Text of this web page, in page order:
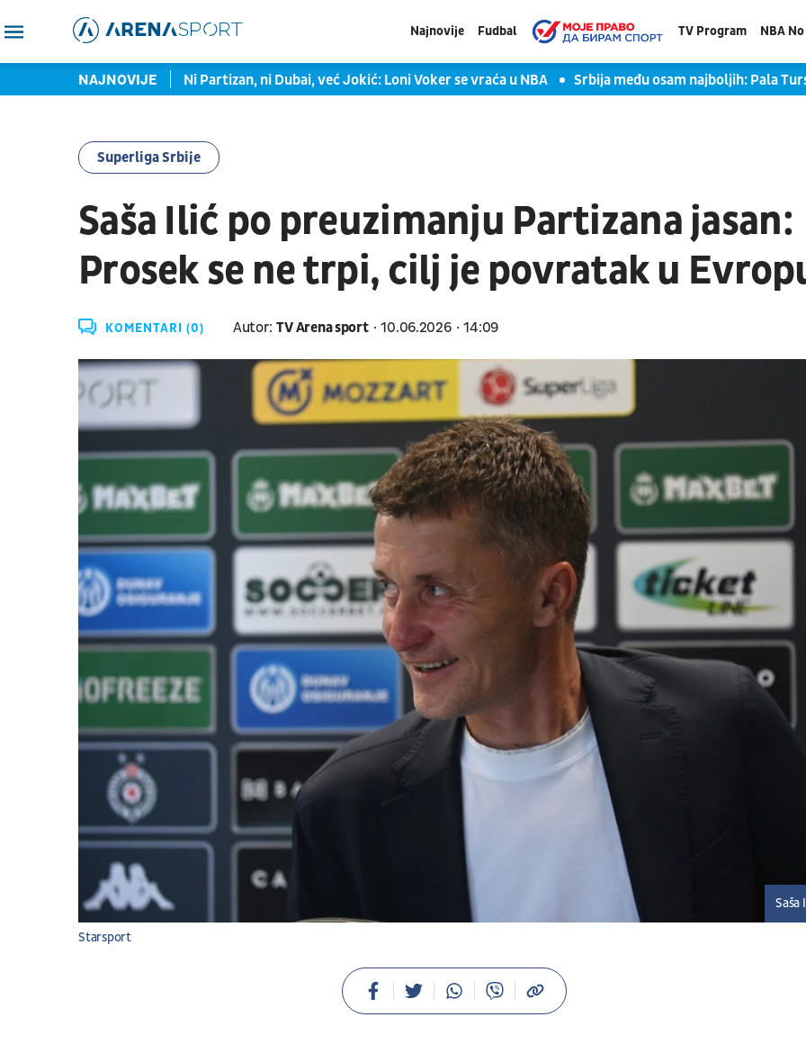
Najnovije Fudbal TV Program NBA
NAJNOVIJE
na korak od plej-ofa Ni Partizan, ni Dubai, već Jokić: Loni Voker se vraća u NBA Srbija među osam najboljih: Pala
Superliga Srbije
Saša Ilić po preuzimanju Partizana jasan:
Prosek se ne trpi, cilj je povratak u
KOMENTARI (0) Autor: TV Arena sport 10.06.2026 14:09
Starsport
Saša